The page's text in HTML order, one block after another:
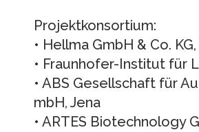
Projektkonsortium:
• Hellma GmbH & Co.
• Fraunhofer-Institut für
• ABS Gesellschaft für
mbH, Jena
• ARTES Biotechnology